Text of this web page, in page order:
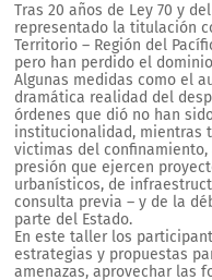
Tras 20 años de Ley 70 y
representado la titulación
Territorio – Región del
pero han perdido el
Algunas medidas como el
dramática realidad del
órdenes que dió no han
institucionalidad, mientras
victimas del confinamiento,
presión que ejercen
urbanísticos, de
consulta previa – y de la
parte del Estado.
En este taller los
estrategias y propuestas
amenazas, aprovechar las